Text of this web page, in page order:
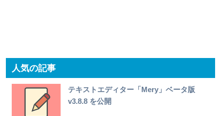
人気の記事
テキストエディター「Mery」ベータ版
v3.8.8 を公開